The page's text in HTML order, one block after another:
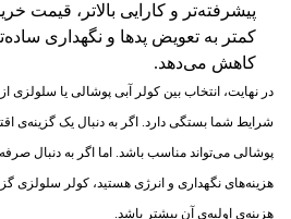
پیشرفته‌تر و کارایی بالاتر، قیمت
کمتر به تعویض پدها و نگهداری
کاهش می‌دهد.
در نهایت، انتخاب بین کولر آبی پوشالی یا سلولزی
شرایط شما بستگی دارد. اگر به دنبال یک گزینه‌ی
پوشالی می‌تواند مناسب باشد. اما اگر به دنبال
هزینه‌های نگهداری و انرژی هستید، کولر سلولزی
هزینه‌ی اولیه‌ی آن بیشتر باشد.